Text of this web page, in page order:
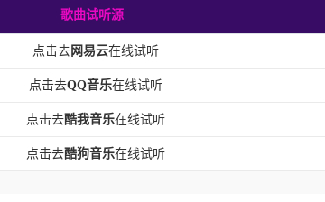
歌曲试听源
点击去网易云在线试听
点击去QQ音乐在线试听
点击去酷我音乐在线试听
点击去酷狗音乐在线试听